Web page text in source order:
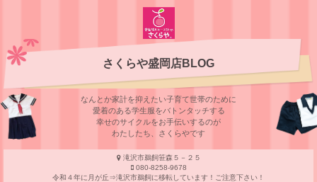
さくらや盛岡店BLOG
なんとか家計を抑えたい子育て世帯のために
愛着のある学⽣服をバトンタッチする
幸せのサイクルをお⼿伝いするのが
わたしたち、さくらやです
滝沢市鵜飼笹森５－２５
080-8258-9678
令和４年に月が丘⇒滝沢市鵜飼に移転しています！ご注意下さい！